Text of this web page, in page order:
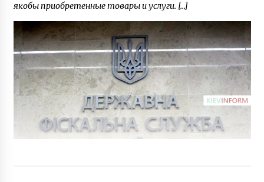
якобы приобретенные товары и услуги. […]